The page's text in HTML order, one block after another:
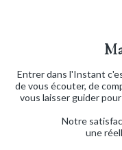
Entrer dans l'Instant
de vous écouter, de
vous laisser guider
Notre
une